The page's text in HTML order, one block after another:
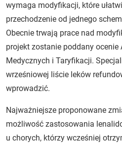
wymaga modyfikacji, które
przechodzenie od jednego
Obecnie trwają prace nad
projekt zostanie poddany ocenie
Medycznych i Taryfikacji.
wrześniowej liście leków
wprowadzić.
Najważniejsze proponowane
możliwość zastosowania
u chorych, którzy wcześniej